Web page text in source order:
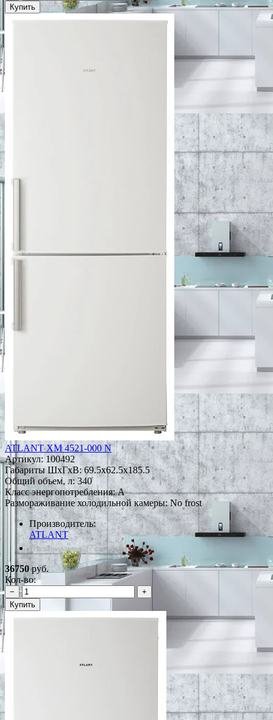
Купить
ATLANT ХМ 4521-000 N
Артикул: 100492
Габариты ШxГxВ: 69.5x62.5x185.5
Общий объем, л: 340
Класс энергопотребления: A
Размораживание холодильной камеры: No frost
Производитель:
ATLANT
*Наличие уточняйте у менеджера
36750руб.
Кол-во:
−
+
Купить